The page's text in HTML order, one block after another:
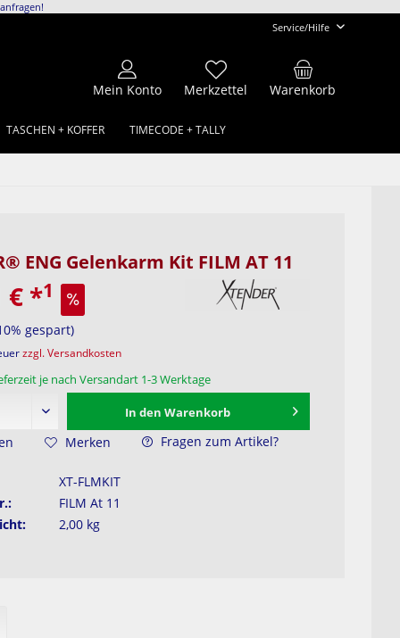
Service/Hilfe
Warenkorb
Merkzettel
Mein Konto
TASCHEN + KOFFER TIMECODE + TALLY
ENG Gelenkarm Kit FILM AT 11
€ *1
gespart)
zzgl. Versandkosten
je nach Versandart 1-3 Werktage
In den Warenkorb
Merken Fragen zum Artikel?
XT-FLMKIT
FILM At 11
2,00 kg